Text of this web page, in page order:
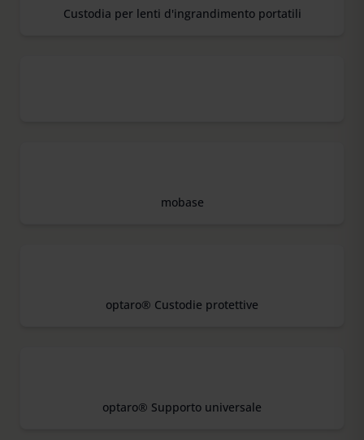
Custodia per lenti d'ingrandimento portatili
mobase
optaro® Custodie protettive
optaro® Supporto universale